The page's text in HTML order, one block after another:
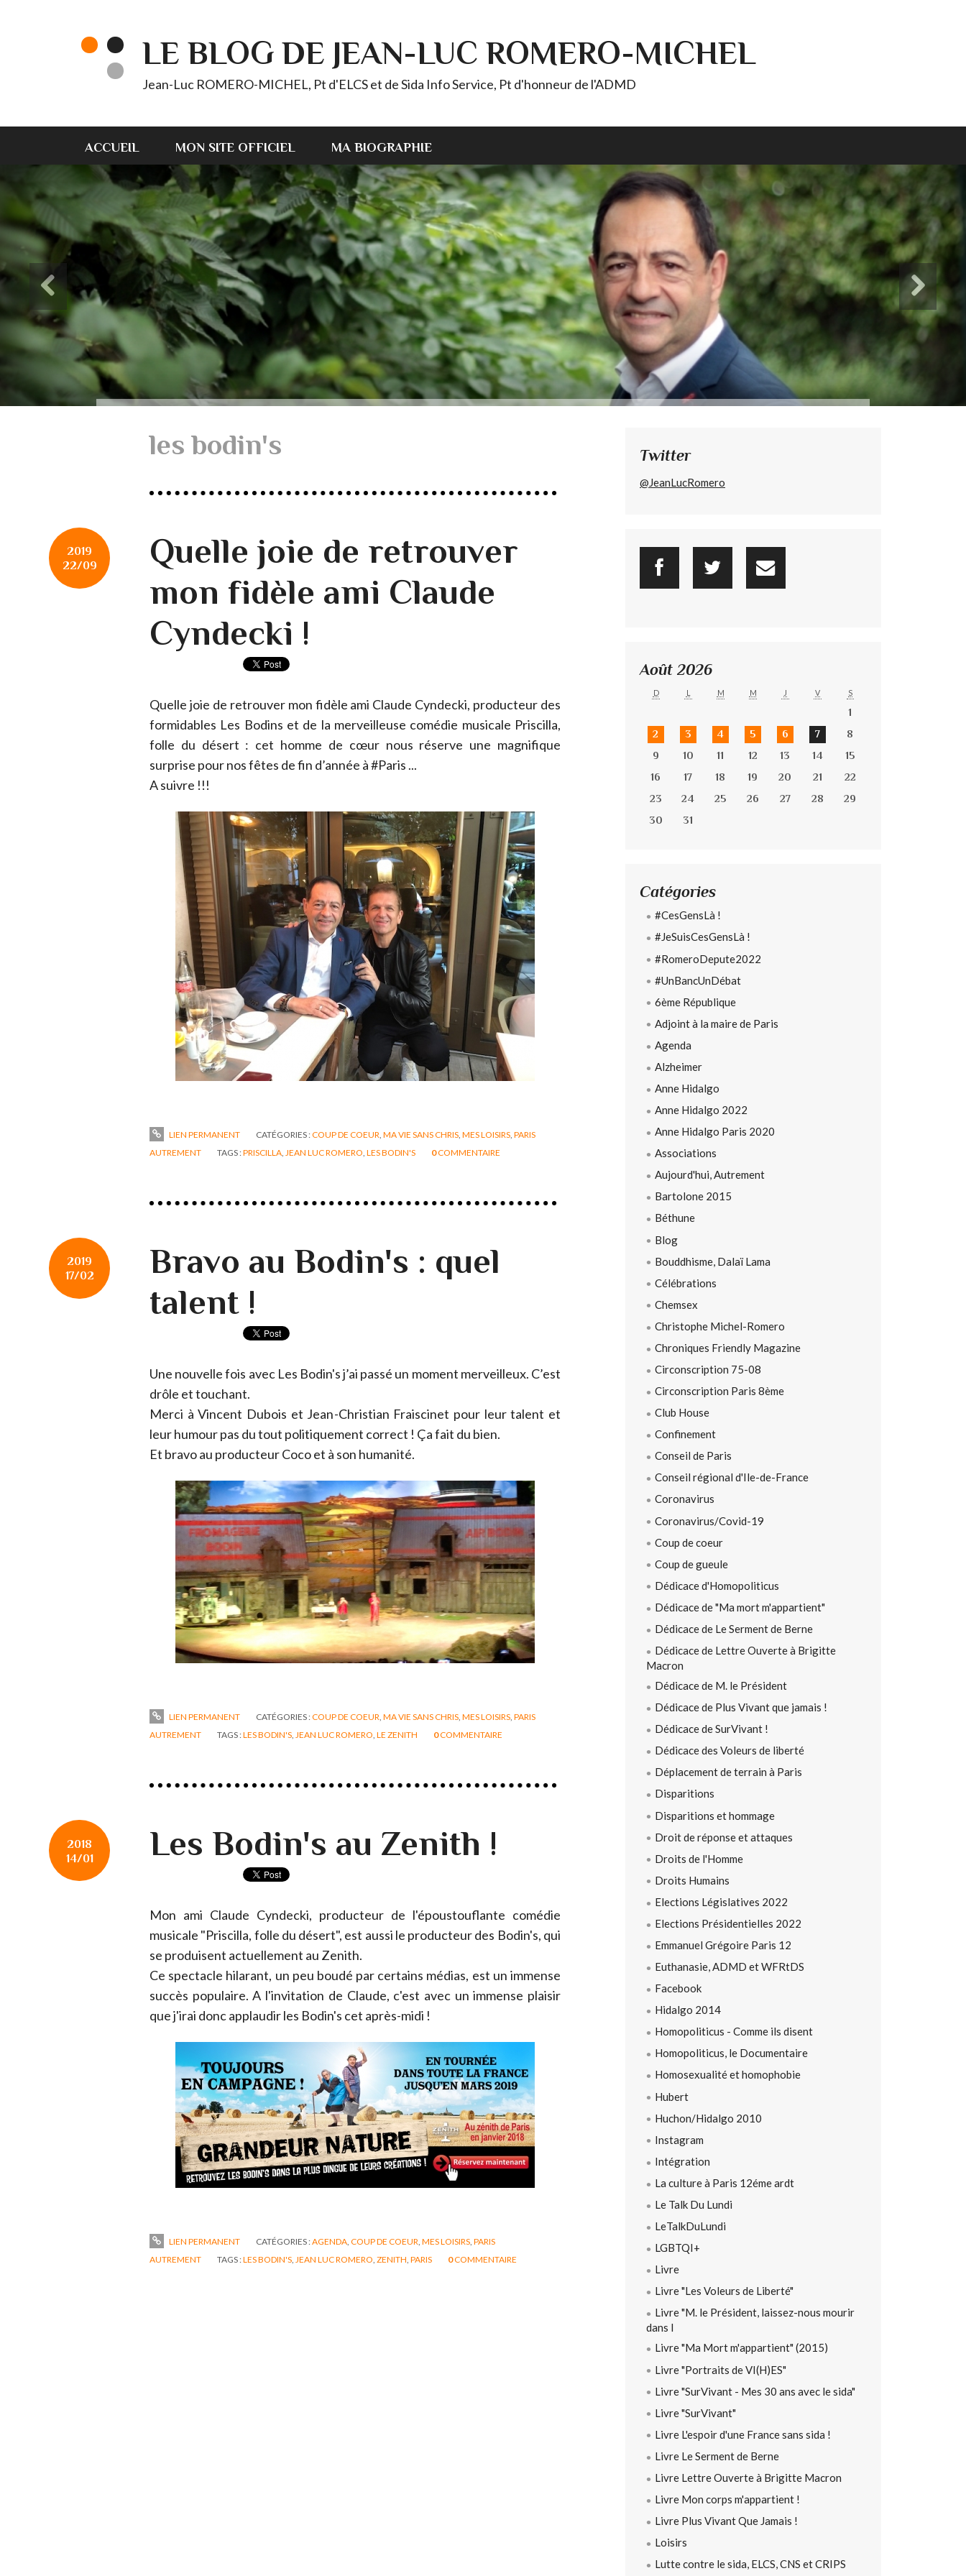
LE BLOG DE JEAN-LUC ROMERO-MICHEL
Jean-Luc ROMERO-MICHEL, Pt d'ELCS et de Sida Info Service, Pt d'honneur de l'ADMD
ACCUEIL MON SITE OFFICIEL MA BIOGRAPHIE
les bodin's
2019
22/09
Quelle joie de retrouver
mon fidèle ami Claude
Cyndecki !
Quelle joie de retrouver mon fidèle ami Claude Cyndecki, producteur des
formidables Les Bodins et de la merveilleuse comédie musicale Priscilla,
folle du désert : cet homme de cœur nous réserve une magnifique
surprise pour nos fêtes de fin d’année à #Paris ...
A suivre !!!
LIEN PERMANENT CATÉGORIES :COUP DE COEUR, MA VIE SANS CHRIS, MES LOISIRS, PARIS
AUTREMENT
TAGS :PRISCILLA, JEAN LUC ROMERO, LES BODIN'S 0COMMENTAIRE
2019
17/02
Bravo au Bodin's : quel
talent !
Une nouvelle fois avec Les Bodin's j’ai passé un moment merveilleux. C’est
drôle et touchant.
Merci à Vincent Dubois et Jean-Christian Fraiscinet pour leur talent et
leur humour pas du tout politiquement correct ! Ça fait du bien.
Et bravo au producteur Coco et à son humanité.
LIEN PERMANENT CATÉGORIES :COUP DE COEUR, MA VIE SANS CHRIS, MES LOISIRS, PARIS
AUTREMENT
TAGS :LES BODIN'S, JEAN LUC ROMERO, LE ZENITH 0COMMENTAIRE
2018
14/01
Les Bodin's au Zenith !
Mon ami Claude Cyndecki, producteur de l'époustouflante comédie
musicale "Priscilla, folle du désert", est aussi le producteur des Bodin's, qui
se produisent actuellement au Zenith.
Ce spectacle hilarant, un peu boudé par certains médias, est un immense
succès populaire. A l'invitation de Claude, c'est avec un immense plaisir
que j'irai donc applaudir les Bodin's cet après-midi !
LIEN PERMANENT CATÉGORIES :AGENDA, COUP DE COEUR, MES LOISIRS, PARIS
AUTREMENT
TAGS :LES BODIN'S, JEAN LUC ROMERO, ZENITH, PARIS 0COMMENTAIRE
Twitter
@JeanLucRomero
Août 2026
D L M M J V S
1
2
3 4 5 6 7
8
9
10 11 12 13 14
15
16
17 18 19 20 21
22
23
24 25 26 27 28
29
30
31
Catégories
#CesGensLà !
#JeSuisCesGensLà !
#RomeroDepute2022
#UnBancUnDébat
6ème République
Adjoint à la maire de Paris
Agenda
Alzheimer
Anne Hidalgo
Anne Hidalgo 2022
Anne Hidalgo Paris 2020
Associations
Aujourd'hui, Autrement
Bartolone 2015
Béthune
Blog
Bouddhisme, Dalaï Lama
Célébrations
Chemsex
Christophe Michel-Romero
Chroniques Friendly Magazine
Circonscription 75-08
Circonscription Paris 8ème
Club House
Confinement
Conseil de Paris
Conseil régional d'Ile-de-France
Coronavirus
Coronavirus/Covid-19
Coup de coeur
Coup de gueule
Dédicace d'Homopoliticus
Dédicace de "Ma mort m'appartient"
Dédicace de Le Serment de Berne
Dédicace de Lettre Ouverte à Brigitte
Macron
Dédicace de M. le Président
Dédicace de Plus Vivant que jamais !
Dédicace de SurVivant !
Dédicace des Voleurs de liberté
Déplacement de terrain à Paris
Disparitions
Disparitions et hommage
Droit de réponse et attaques
Droits de l'Homme
Droits Humains
Elections Législatives 2022
Elections Présidentielles 2022
Emmanuel Grégoire Paris 12
Euthanasie, ADMD et WFRtDS
Facebook
Hidalgo 2014
Homopoliticus - Comme ils disent
Homopoliticus, le Documentaire
Homosexualité et homophobie
Hubert
Huchon/Hidalgo 2010
Instagram
Intégration
La culture à Paris 12éme ardt
Le Talk Du Lundi
LeTalkDuLundi
LGBTQI+
Livre
Livre "Les Voleurs de Liberté"
Livre "M. le Président, laissez-nous mourir
dans l
Livre "Ma Mort m'appartient" (2015)
Livre "Portraits de VI(H)ES"
Livre "SurVivant - Mes 30 ans avec le sida"
Livre "SurVivant"
Livre L'espoir d'une France sans sida !
Livre Le Serment de Berne
Livre Lettre Ouverte à Brigitte Macron
Livre Mon corps m'appartient !
Livre Plus Vivant Que Jamais !
Loisirs
Lutte contre le sida, ELCS, CNS et CRIPS